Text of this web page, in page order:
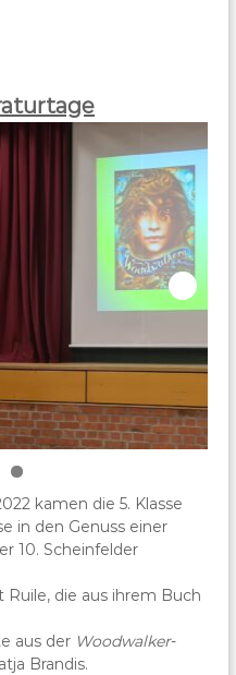
kamen die 5. Klasse
in den Genuss einer
10. Scheinfelder
Ruile, die aus ihrem Buch
aus der Woodwalker-
Brandis.